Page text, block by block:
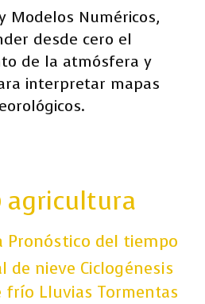
Modelos Numéricos,
desde cero el
de la atmósfera y
interpretar mapas
agricultura
Pronóstico del tiempo
de nieve Ciclogénesis
frío Lluvias Tormentas